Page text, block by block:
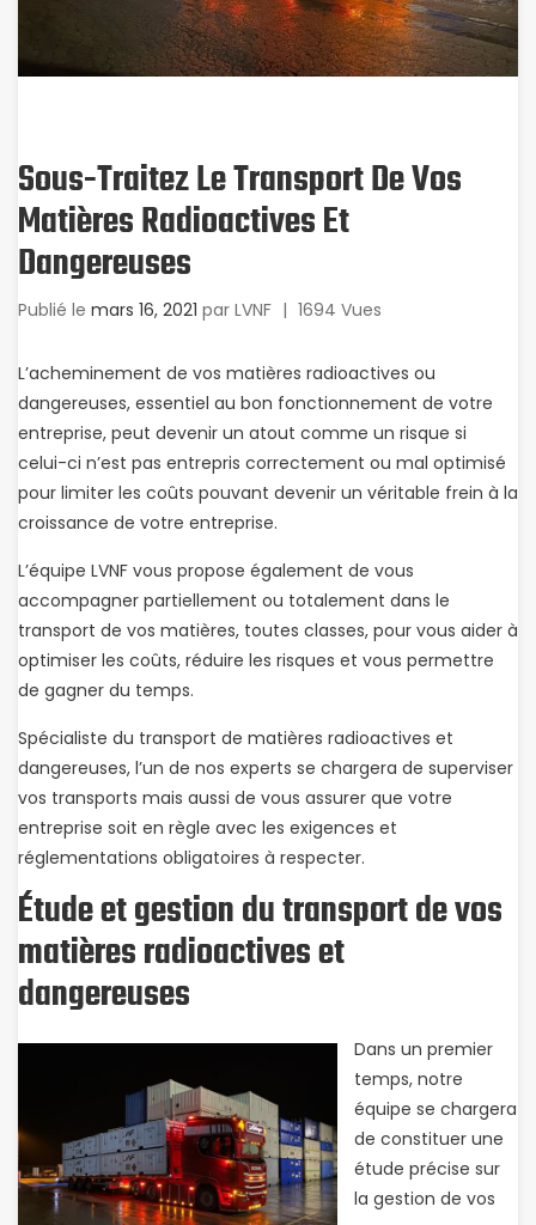
Sous-Traitez Le Transport De Vos
Matières Radioactives Et
Dangereuses
Publié le mars 16, 2021 par LVNF | 1694 Vues
L’acheminement de vos matières radioactives ou
dangereuses, essentiel au bon fonctionnement de votre
entreprise, peut devenir un atout comme un risque si
celui-ci n’est pas entrepris correctement ou mal optimisé
pour limiter les coûts pouvant devenir un véritable frein à la
croissance de votre entreprise.
L’équipe LVNF vous propose également de vous
accompagner partiellement ou totalement dans le
transport de vos matières, toutes classes, pour vous aider à
optimiser les coûts, réduire les risques et vous permettre
de gagner du temps.
Spécialiste du transport de matières radioactives et
dangereuses, l’un de nos experts se chargera de superviser
vos transports mais aussi de vous assurer que votre
entreprise soit en règle avec les exigences et
réglementations obligatoires à respecter.
Étude et gestion du transport de vos
matières radioactives et
dangereuses
Dans un premier
temps, notre
équipe se chargera
de constituer une
étude précise sur
la gestion de vos